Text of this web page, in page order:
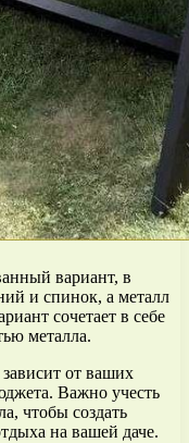
вариант, в
и спинок, а металл
сочетает в себе
металла.
от ваших
Важно учесть
чтобы создать
на вашей даче.